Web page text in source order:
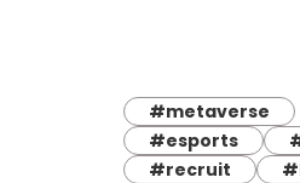
#metaverse
#esports
#recruit